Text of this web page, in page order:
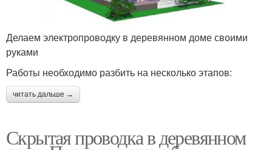
Делаем электропроводку в деревянном доме своими
руками
Работы необходимо разбить на несколько этапов:
читать дальше →
Скрытая проводка в деревянном